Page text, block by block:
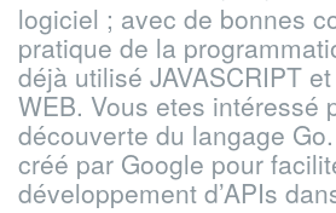
logiciel ; avec de bonnes
pratique de la
déjà utilisé JAVASCRIPT
WEB. Vous etes intéressé
découverte du langage
créé par Google pour
développement d’APIs